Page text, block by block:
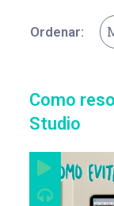
Ordenar:
Como
Studio